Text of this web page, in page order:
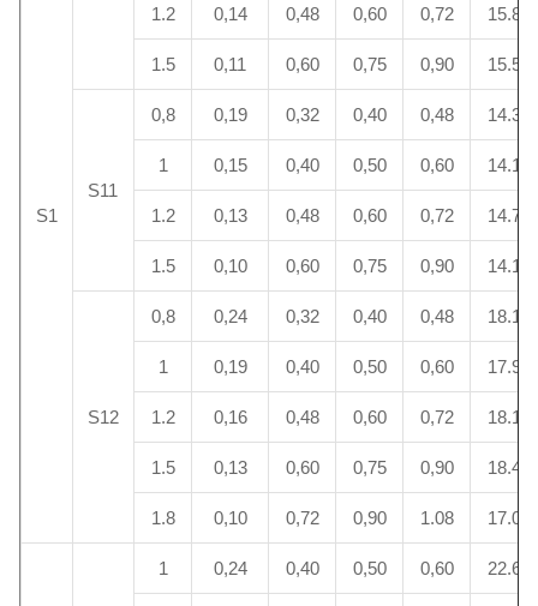
S1
1.2 0,14 0,48 0,60 0,72 15.8
1.5 0,11 0,60 0,75 0,90 15.5
S11
0,8 0,19 0,32 0,40 0,48 14.3
1 0,15 0,40 0,50 0,60 14.1
1.2 0,13 0,48 0,60 0,72 14.7
1.5 0,10 0,60 0,75 0,90 14.1
S12
0,8 0,24 0,32 0,40 0,48 18.1
1 0,19 0,40 0,50 0,60 17.9
1.2 0,16 0,48 0,60 0,72 18.1
1.5 0,13 0,60 0,75 0,90 18.4
1.8 0,10 0,72 0,90 1.08 17.0
1 0,24 0,40 0,50 0,60 22.6